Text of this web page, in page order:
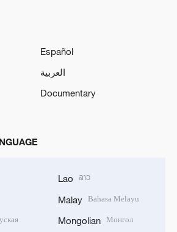
Español
العربية
Documentary
Lao ລາວ
Malay Bahasa Melayu
Mongolian Монгол